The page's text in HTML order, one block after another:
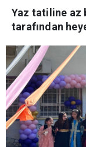
Yaz tatiline az
tarafından